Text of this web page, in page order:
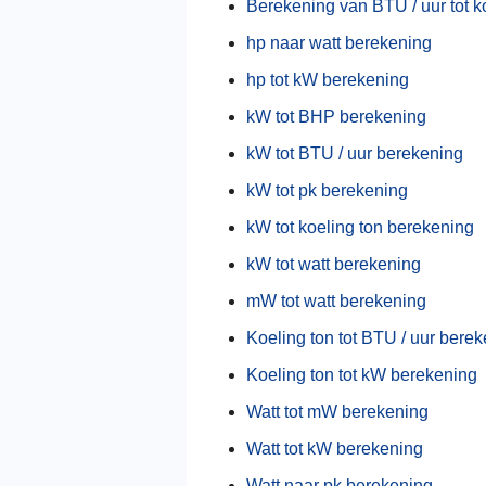
Berekening van BTU / uur tot
hp naar watt berekening
hp tot kW berekening
kW tot BHP berekening
kW tot BTU / uur berekening
kW tot pk berekening
kW tot koeling ton berekening
kW tot watt berekening
mW tot watt berekening
Koeling ton tot BTU / uur
Koeling ton tot kW berekening
Watt tot mW berekening
Watt tot kW berekening